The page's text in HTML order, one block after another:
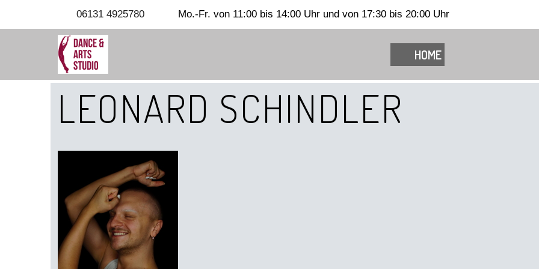
06131 4925780 Mo.-Fr. von 11:00 bis 14:00 Uhr und von 17:30 bis 20:00 Uhr
HOME
LEONARD SCHINDLER